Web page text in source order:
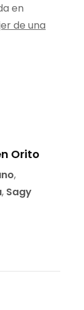
en
de una
Orito
,
, Sagy